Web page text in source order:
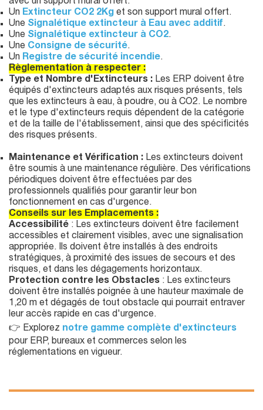
Un Extincteur CO2 2Kg et son support mural offert.
Une Signalétique extincteur à Eau avec additif.
Une Signalétique extincteur à CO2.
Une Consigne de sécurité.
Un Registre de sécurité incendie.
Règlementation à respecter :
Type et Nombre d'Extincteurs : Les ERP doivent être
équipés d'extincteurs adaptés aux risques présents, tels
que les extincteurs à eau, à poudre, ou à CO2. Le nombre
et le type d'extincteurs requis dépendent de la catégorie
et de la taille de l'établissement, ainsi que des spécificités
des risques présents.
Maintenance et Vérification : Les extincteurs doivent
être soumis à une maintenance régulière. Des vérifications
périodiques doivent être effectuées par des
professionnels qualifiés pour garantir leur bon
fonctionnement en cas d'urgence.
Conseils sur les Emplacements :
Accessibilité : Les extincteurs doivent être facilement
accessibles et clairement visibles, avec une signalisation
appropriée. Ils doivent être installés à des endroits
stratégiques, à proximité des issues de secours et des
risques, et dans les dégagements horizontaux.
Protection contre les Obstacles : Les extincteurs
doivent être installés poignée à une hauteur maximale de
1,20 m et dégagés de tout obstacle qui pourrait entraver
leur accès rapide en cas d'urgence.
👉 Explorez notre gamme complète d'extincteurs
pour ERP, bureaux et commerces selon les
réglementations en vigueur.